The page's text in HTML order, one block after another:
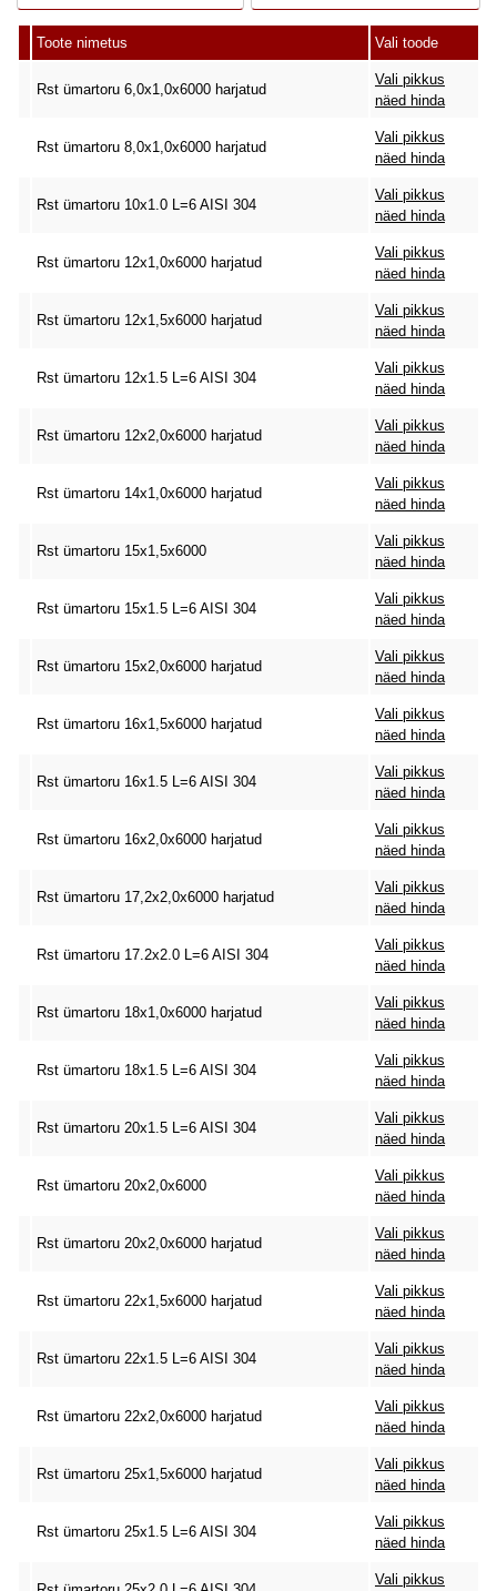
Toote nimetus Vali toode
Rst ümartoru 6,0x1,0x6000 harjatud
Vali pikkus
näed hinda
Rst ümartoru 8,0x1,0x6000 harjatud
Vali pikkus
näed hinda
Rst ümartoru 10x1.0 L=6 AISI 304
Vali pikkus
näed hinda
Rst ümartoru 12x1,0x6000 harjatud
Vali pikkus
näed hinda
Rst ümartoru 12x1,5x6000 harjatud
Vali pikkus
näed hinda
Rst ümartoru 12x1.5 L=6 AISI 304
Vali pikkus
näed hinda
Rst ümartoru 12x2,0x6000 harjatud
Vali pikkus
näed hinda
Rst ümartoru 14x1,0x6000 harjatud
Vali pikkus
näed hinda
Rst ümartoru 15x1,5x6000
Vali pikkus
näed hinda
Rst ümartoru 15x1.5 L=6 AISI 304
Vali pikkus
näed hinda
Rst ümartoru 15x2,0x6000 harjatud
Vali pikkus
näed hinda
Rst ümartoru 16x1,5x6000 harjatud
Vali pikkus
näed hinda
Rst ümartoru 16x1.5 L=6 AISI 304
Vali pikkus
näed hinda
Rst ümartoru 16x2,0x6000 harjatud
Vali pikkus
näed hinda
Rst ümartoru 17,2x2,0x6000 harjatud
Vali pikkus
näed hinda
Rst ümartoru 17.2x2.0 L=6 AISI 304
Vali pikkus
näed hinda
Rst ümartoru 18x1,0x6000 harjatud
Vali pikkus
näed hinda
Rst ümartoru 18x1.5 L=6 AISI 304
Vali pikkus
näed hinda
Rst ümartoru 20x1.5 L=6 AISI 304
Vali pikkus
näed hinda
Rst ümartoru 20x2,0x6000
Vali pikkus
näed hinda
Rst ümartoru 20x2,0x6000 harjatud
Vali pikkus
näed hinda
Rst ümartoru 22x1,5x6000 harjatud
Vali pikkus
näed hinda
Rst ümartoru 22x1.5 L=6 AISI 304
Vali pikkus
näed hinda
Rst ümartoru 22x2,0x6000 harjatud
Vali pikkus
näed hinda
Rst ümartoru 25x1,5x6000 harjatud
Vali pikkus
näed hinda
Rst ümartoru 25x1.5 L=6 AISI 304
Vali pikkus
näed hinda
Vali pikkus